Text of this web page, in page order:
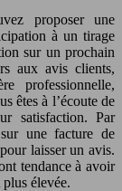
proposer une
à un tirage
sur un prochain
aux avis clients,
professionnelle,
êtes à l’écoute de
satisfaction. Par
une facture de
laisser un avis.
tendance à avoir
élevée.